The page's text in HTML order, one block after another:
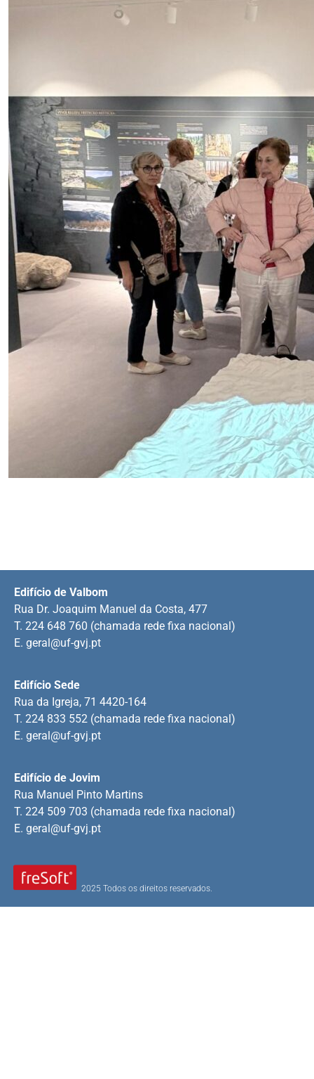
2025 Todos os direitos reservados.
Edifício de Jovim
Rua Manuel Pinto Martins
T. 224 509 703 (chamada rede fixa nacional)
E. geral@uf-gvj.pt
Edifício Sede
Rua da Igreja, 71 4420-164
T. 224 833 552 (chamada rede fixa nacional)
E. geral@uf-gvj.pt
Edifício de Valbom
Rua Dr. Joaquim Manuel da Costa, 477
T. 224 648 760 (chamada rede fixa nacional)
E. geral@uf-gvj.pt